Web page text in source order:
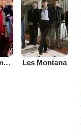
Faites comme chez vous Les Montana